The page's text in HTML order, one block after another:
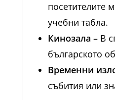
посетителите
учебни табла.
Кинозала – В
българското
Временни
събития или